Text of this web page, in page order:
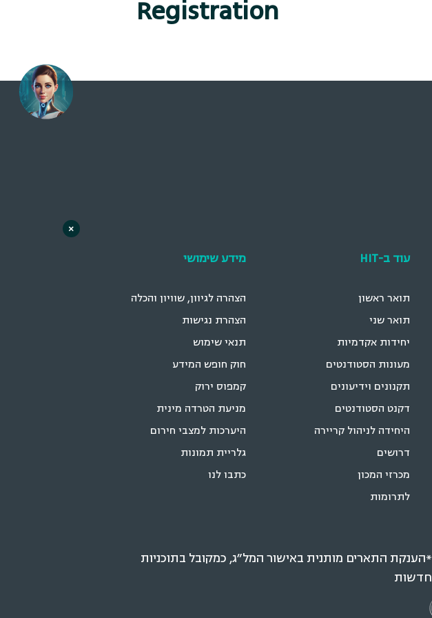
Registration
עוד ב-HIT
תואר ראשון
תואר שני
יחידות אקדמיות
מעונות הסטודנטים
תקנונים וידיעונים
דקנט הסטודנטים
היחידה לניהול קריירה
דרושים
מכרזי המכון
לתרומות
מידע שימושי
הצהרה לגיוון, שוויון והכלה
הצהרת נגישות
תנאי שימוש
חוק חופש המידע
קמפוס ירוק
מניעת הטרדה מינית
היערכות למצבי חירום
גלריית תמונות
כתבו לנו
*הענקת התארים מותנית באישור המל״ג, כמקובל בתוכניות
חדשות
×